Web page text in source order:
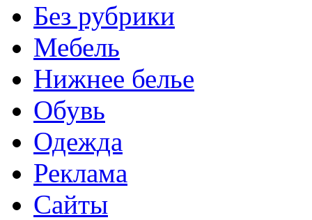
Без рубрики
Мебель
Нижнее белье
Обувь
Одежда
Реклама
Сайты